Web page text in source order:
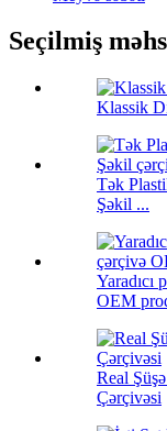
Seçilmiş
Klassik
Tək
Şəkil ...
OEM
Real
Çərçivəsi